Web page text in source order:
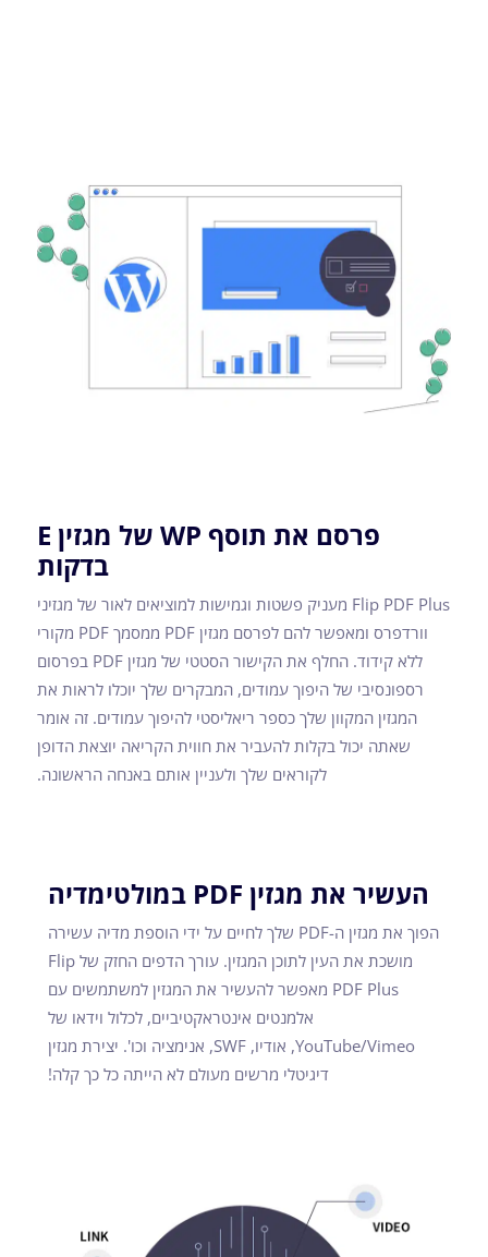
פרסם את תוסף WP של מגזין E
בדקות
Flip PDF Plus מעניק פשטות וגמישות למוציאים לאור של מגזיני
וורדפרס ומאפשר להם לפרסם מגזין PDF ממסמך PDF מקורי
ללא קידוד. החלף את הקישור הסטטי של מגזין PDF בפרסום
רספונסיבי של היפוך עמודים, המבקרים שלך יוכלו לראות את
המגזין המקוון שלך כספר ריאליסטי להיפוך עמודים. זה אומר
שאתה יכול בקלות להעביר את חווית הקריאה יוצאת הדופן
לקוראים שלך ולעניין אותם באנחה הראשונה.
העשיר את מגזין PDF במולטימדיה
הפוך את מגזין ה-PDF שלך לחיים על ידי הוספת מדיה עשירה
מושכת את העין לתוכן המגזין. עורך הדפים החזק של Flip
PDF Plus מאפשר להעשיר את המגזין למשתמשים עם
אלמנטים אינטראקטיביים, לכלול וידאו של
YouTube/Vimeo, אודיו, SWF, אנימציה וכו'. יצירת מגזין
דיגיטלי מרשים מעולם לא הייתה כל כך קלה!